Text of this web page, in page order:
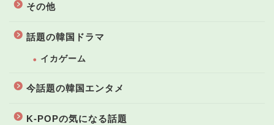
その他
話題の韓国ドラマ
イカゲーム
今話題の韓国エンタメ
K-POPの気になる話題